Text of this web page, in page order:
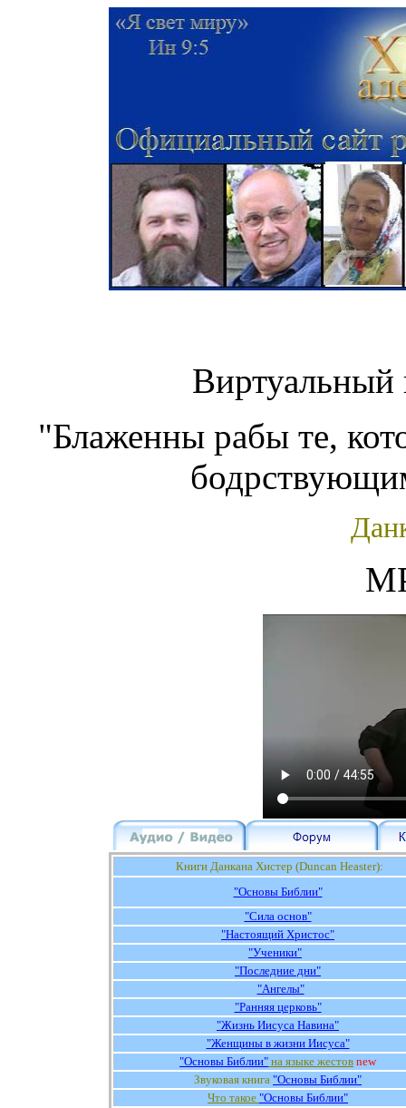
Виртуальный
"Блаженны рабы те,
Книги Данкана Хистер (Duncan Heaster):
"Основы Библии"
"Сила основ"
"Настоящий Христос"
"Ученики"
"Последние дни"
"Ангелы"
"Ранняя церковь"
"Жизнь Иисуса Навина"
"Женщины в жизни Иисуса"
"Основы Библии" на языке жестов new
Звуковая книга "Основы Библии"
Что такое "Основы Библии"